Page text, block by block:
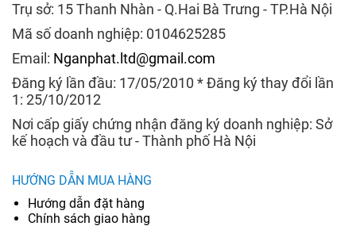
Trụ sở: 15 Thanh Nhàn - Q.Hai Bà Trưng - TP.Hà Nội
Mã số doanh nghiệp: 0104625285
Email: Nganphat.ltd@gmail.com
Đăng ký lần đầu: 17/05/2010 * Đăng ký thay đổi lần
1: 25/10/2012
Nơi cấp giấy chứng nhận đăng ký doanh nghiệp: Sở
kế hoạch và đầu tư - Thành phố Hà Nội
HƯỚNG DẪN MUA HÀNG
Hướng dẫn đặt hàng
Chính sách giao hàng